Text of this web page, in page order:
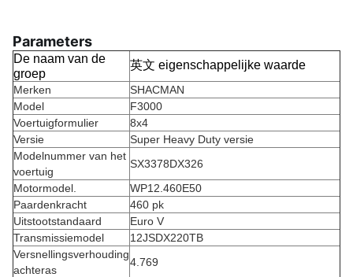
Parameters
De naam van de
groep
英文 eigenschappelijke waarde
Merken
SHACMAN
Model
F3000
Voertuigformulier
8x4
Versie
Super Heavy Duty versie
Modelnummer van het
voertuig
SX3378DX326
Motormodel.
WP12.460E50
Paardenkracht
460 pk
Uitstootstandaard
Euro V
Transmissiemodel
12JSDX220TB
Versnellingsverhouding
achteras
4.769